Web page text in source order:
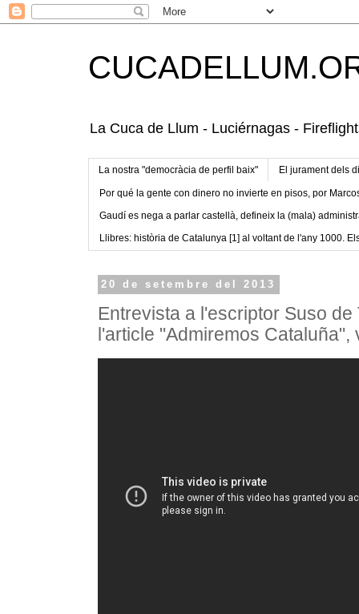
La Cuca de Llum - Luciérnagas -
La nostra "democràcia de perfil baix" El jurament dels
Por qué la gente con dinero no invierte en pisos, por
Gaudí es nega a parlar castellà, defineix la (mala)
Llibres: història de Catalunya [1] al voltant de l'any 1000.
20 de setembre del 2013
Entrevista a l'escriptor Suso
l'article "Admiremos Cataluña",